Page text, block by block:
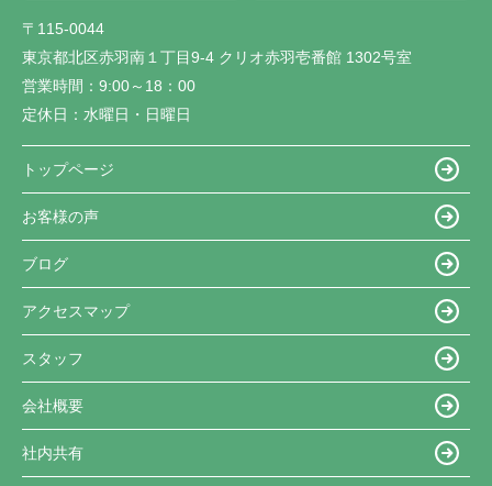
〒115-0044
東京都北区赤羽南１丁目9-4 クリオ赤羽壱番館 1302号室
営業時間： 9:00～18：00
定休日： 水曜日・日曜日
トップページ
お客様の声
ブログ
アクセスマップ
スタッフ
会社概要
社内共有